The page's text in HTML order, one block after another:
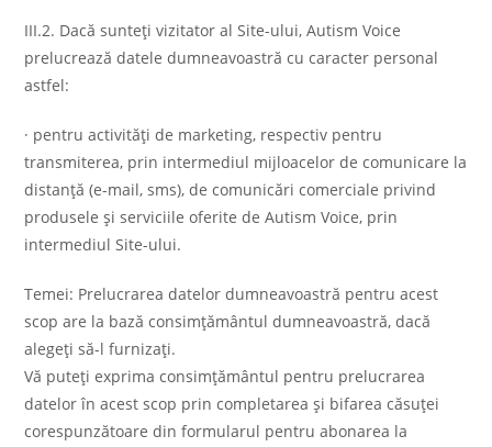
III.2. Dacă sunteți vizitator al Site-ului, Autism Voice
prelucrează datele dumneavoastră cu caracter personal
astfel:
· pentru activităţi de marketing, respectiv pentru
transmiterea, prin intermediul mijloacelor de comunicare la
distanţă (e-mail, sms), de comunicări comerciale privind
produsele şi serviciile oferite de Autism Voice, prin
intermediul Site-ului.
Temei: Prelucrarea datelor dumneavoastră pentru acest
scop are la bază consimțământul dumneavoastră, dacă
alegeți să-l furnizați.
Vă puteți exprima consimțământul pentru prelucrarea
datelor în acest scop prin completarea și bifarea căsuței
corespunzătoare din formularul pentru abonarea la